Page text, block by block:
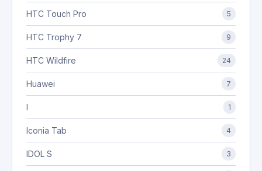
HTC Touch Pro 5
HTC Trophy 7 9
HTC Wildfire 24
Huawei 7
I 1
Iconia Tab 4
IDOL S 3